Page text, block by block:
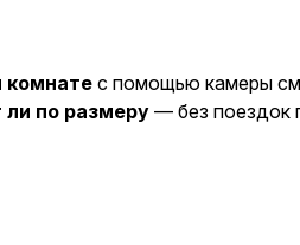
комнате с помощью камеры
по размеру — без поездок